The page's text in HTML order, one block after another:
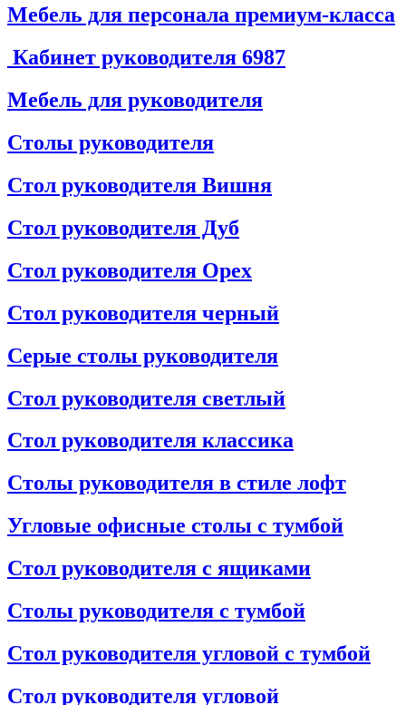
Мебель для персонала премиум-класса
Кабинет руководителя 6987
Мебель для руководителя
Столы руководителя
Стол руководителя Вишня
Стол руководителя Дуб
Стол руководителя Орех
Стол руководителя черный
Серые столы руководителя
Стол руководителя светлый
Стол руководителя классика
Столы руководителя в стиле лофт
Угловые офисные столы с тумбой
Стол руководителя с ящиками
Столы руководителя с тумбой
Стол руководителя угловой с тумбой
Стол руководителя угловой